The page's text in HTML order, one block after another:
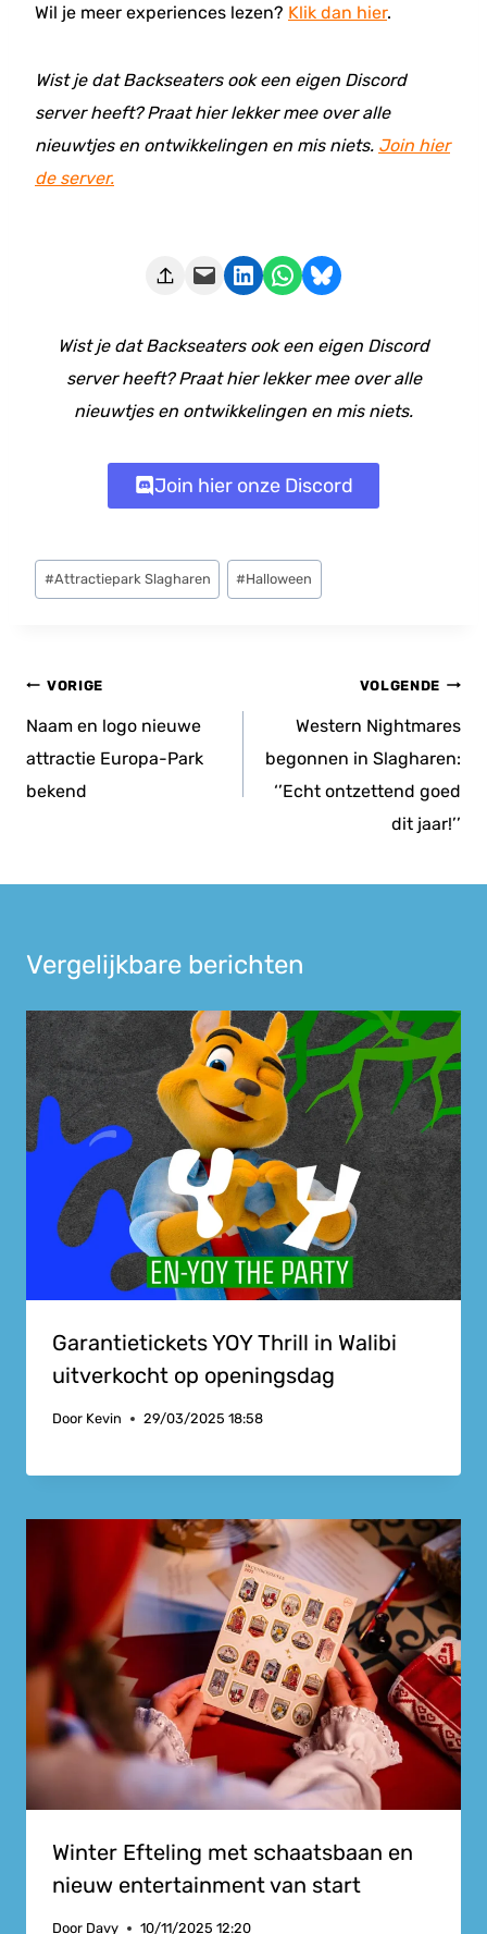
Wil je meer experiences lezen? Klik dan hier.
Wist je dat Backseaters ook een eigen Discord
server heeft? Praat hier lekker mee over alle
nieuwtjes en ontwikkelingen en mis niets. Join hier
de server.
Deze pagina e-mailen Delen op LinkedIn Delen via WhatsApp Share on Bluesky
Wist je dat Backseaters ook een eigen Discord
server heeft? Praat hier lekker mee over alle
nieuwtjes en ontwikkelingen en mis niets.
Join hier onze Discord
Bericht
tags:
#Attractiepark Slagharen #Halloween
Bericht
navigatie
VORIGE
Naam en logo nieuwe
attractie Europa-Park
bekend
VOLGENDE
Western Nightmares
begonnen in Slagharen:
‘’Echt ontzettend goed
dit jaar!’’
Vergelijkbare berichten
Garantietickets YOY Thrill in Walibi
uitverkocht op openingsdag
Door Kevin 29/03/2025 18:58
Winter Efteling met schaatsbaan en
nieuw entertainment van start
Door Davy 10/11/2025 12:20